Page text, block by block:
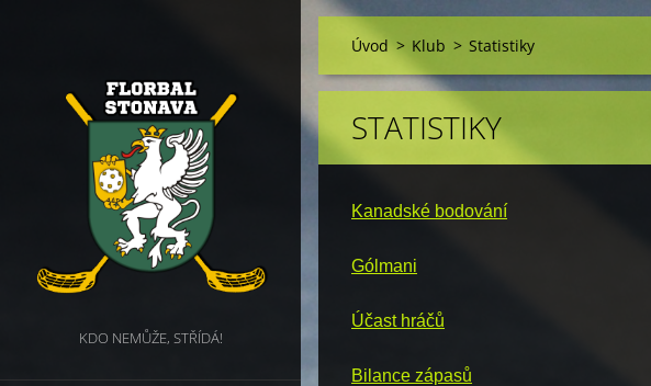
KDO NEMŮŽE, STŘÍDÁ!
Úvod > Klub > Statistiky
STATISTIKY
Kanadské bodování
Gólmani
Účast hráčů
Bilance zápasů